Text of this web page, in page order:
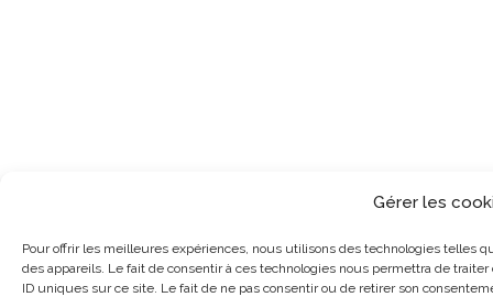
Gérer les
Pour offrir les meilleures expériences, nous utilisons des technologies telles
des appareils. Le fait de consentir à ces technologies nous permettra de
ID uniques sur ce site. Le fait de ne pas consentir ou de retirer son